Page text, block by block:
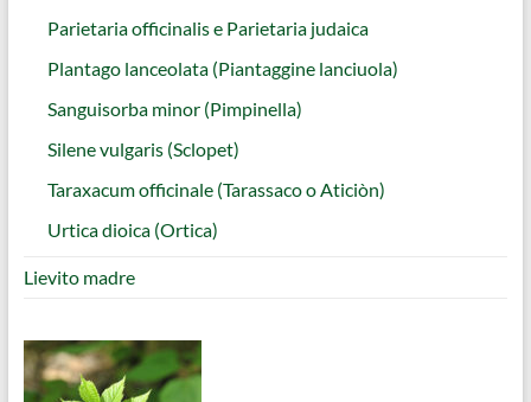
Parietaria officinalis e Parietaria judaica
Plantago lanceolata (Piantaggine lanciuola)
Sanguisorba minor (Pimpinella)
Silene vulgaris (Sclopet)
Taraxacum officinale (Tarassaco o Aticiòn)
Urtica dioica (Ortica)
Lievito madre